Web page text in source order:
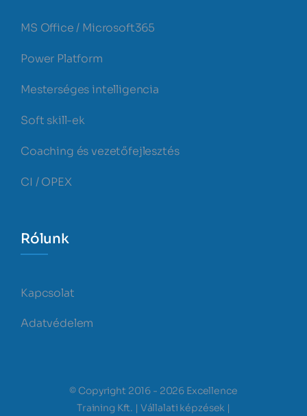
MS Office / Microsoft365
Power Platform
Mesterséges intelligencia
Soft skill-ek
Coaching és vezetőfejlesztés
CI / OPEX
Rólunk
Kapcsolat
Adatvédelem
© Copyright 2016 - 2026 Excellence
Training Kft. | Vállalati képzések |